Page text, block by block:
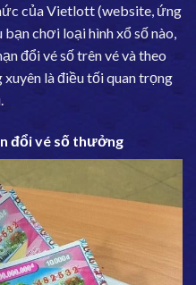
của Vietlott (website, ứng
bạn chơi loại hình xổ số nào,
đổi vé số trên vé và theo
là điều tối quan trọng
đổi vé số thưởng